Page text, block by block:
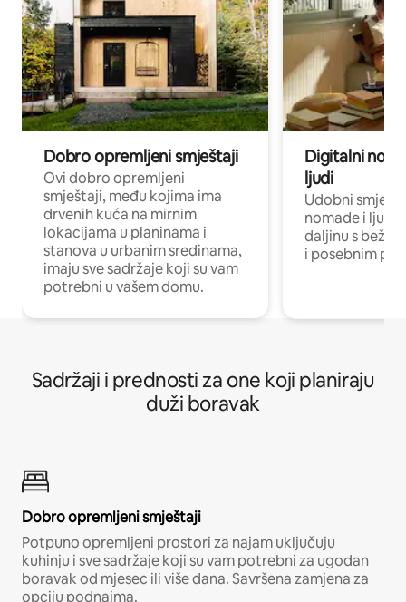
Dobro opremljeni smještaji
Ovi dobro opremljeni
smještaji, među kojima ima
drvenih kuća na mirnim
lokacijama u planinama i
stanova u urbanim sredinama,
imaju sve sadržaje koji su vam
potrebni u vašem domu.
Digitalni
ljudi
Udobni
nomade i ljude
daljinu s
i posebnim
Sadržaji i prednosti za one koji planiraju
duži boravak
Dobro opremljeni smještaji
Potpuno opremljeni prostori za najam uključuju
kuhinju i sve sadržaje koji su vam potrebni za ugodan
boravak od mjesec ili više dana. Savršena zamjena za
opciju podnajma.